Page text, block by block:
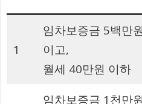
1
임차보증금 5백만
이고,
월세 40만원 이하
임차보증금 1천만